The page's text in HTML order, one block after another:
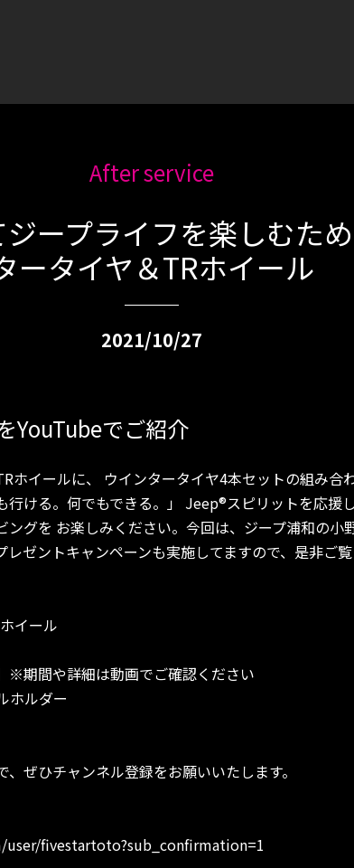
After service
ープライフを楽しむた
ータイヤ＆TRホイール
2021/10/27
YouTubeでご紹介
ホイールに、 ウインタータイヤ4本セットの組み合
行ける。何でもできる。」 Jeep®スピリットを応援
ングを お楽しみください。今回は、ジープ浦和の小
ゼントキャンペーンも実施してますので、是非ご覧
イール
※期間や詳細は動画でご確認ください
ホルダー
ぜひチャンネル登録をお願いいたします。
fivestartoto?sub_confirmation=1